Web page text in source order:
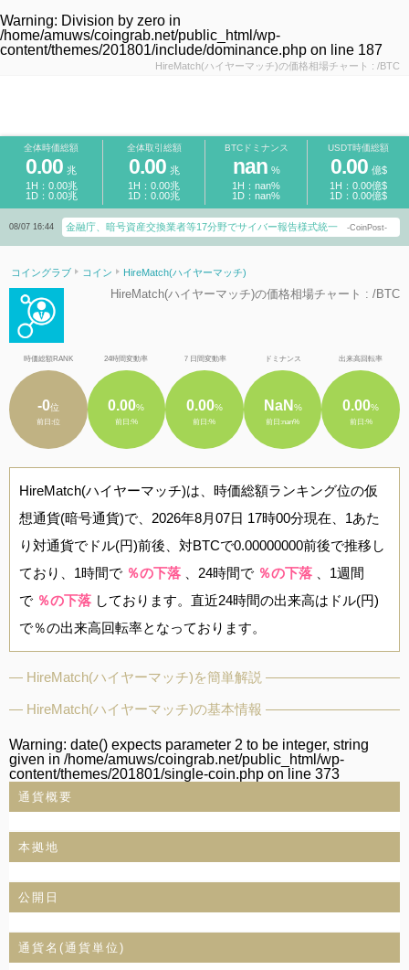
Warning: Division by zero in
/home/amuws/coingrab.net/public_html/wp-
content/themes/201801/include/dominance.php on line 187
HireMatch(ハイヤーマッチ)の価格相場チャート : /BTC
全体時価総額 全体取引総額 BTCドミナンス USDT時価総額
0.00 兆
1H：0.00兆
1D：0.00兆
0.00 兆
1H：0.00兆
1D：0.00兆
nan %
1H：nan%
1D：nan%
0.00 億$
1H：0.00億$
1D：0.00億$
08/07 16:44 金融庁、暗号資産交換業者等17分野でサイバー報告様式統一 -CoinPost-
コイングラブ コイン HireMatch(ハイヤーマッチ)
HireMatch(ハイヤーマッチ)の価格相場チャート : /BTC
時価総額RANK
-0位
前日:位
24時間変動率
0.00%
前日:%
７日間変動率
0.00%
前日:%
ドミナンス
NaN %
前日:nan%
出来高回転率
0.00%
前日:%
HireMatch(ハイヤーマッチ)は、時価総額ランキング位の仮
想通貨(暗号通貨)で、2026年8月07日 17時00分現在、1あた
り対通貨でドル(円)前後、対BTCで0.00000000前後で推移し
ており、1時間で ％の下落 、24時間で ％の下落
、1週間
で ％の下落 しております。直近24時間の出来高はドル(円)
で％の出来高回転率となっております。
HireMatch(ハイヤーマッチ)を簡単解説
HireMatch(ハイヤーマッチ)の基本情報
Warning: date() expects parameter 2 to be integer, string
given in /home/amuws/coingrab.net/public_html/wp-
content/themes/201801/single-coin.php on line 373
通貨概要
本拠地
公開日
通貨名(通貨単位)